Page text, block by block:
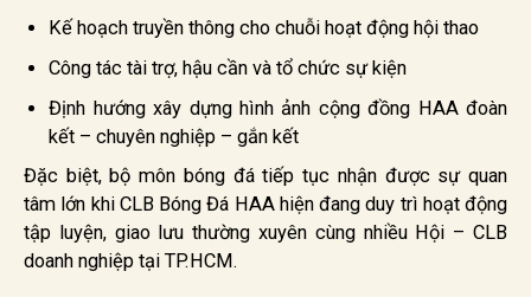
Kế hoạch truyền thông cho chuỗi hoạt động hội thao
Công tác tài trợ, hậu cần và tổ chức sự kiện
Định hướng xây dựng hình ảnh cộng đồng HAA đoàn
kết – chuyên nghiệp – gắn kết
Đặc biệt, bộ môn bóng đá tiếp tục nhận được sự quan
tâm lớn khi CLB Bóng Đá HAA hiện đang duy trì hoạt động
tập luyện, giao lưu thường xuyên cùng nhiều Hội – CLB
doanh nghiệp tại TP.HCM.